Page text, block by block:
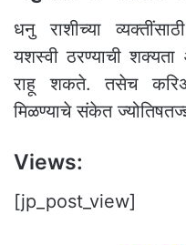
धनु राशीच्या
यशस्वी ठरण्याची
राहू शकते. तसेच
मिळण्याचे संकेत
Views:
[jp_post_view]